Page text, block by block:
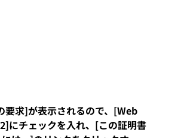
要求]が表示されるので、[Web
にチェックを入れ、[この証明書